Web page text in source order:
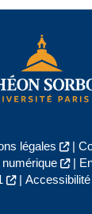
légales |
numérique |
|